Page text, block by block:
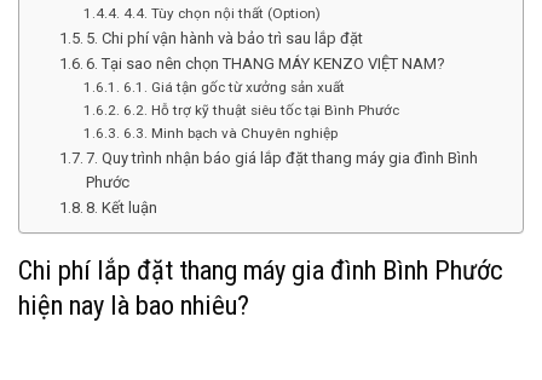
4.4. Tùy chọn nội thất (Option)
5. Chi phí vận hành và bảo trì sau lắp đặt
6. Tại sao nên chọn THANG MÁY KENZO VIỆT NAM?
6.1. Giá tận gốc từ xưởng sản xuất
6.2. Hỗ trợ kỹ thuật siêu tốc tại Bình Phước
6.3. Minh bạch và Chuyên nghiệp
7. Quy trình nhận báo giá lắp đặt thang máy gia đình Bình
Phước
8. Kết luận
Chi phí lắp đặt thang máy gia đình Bình Phước
hiện nay là bao nhiêu?